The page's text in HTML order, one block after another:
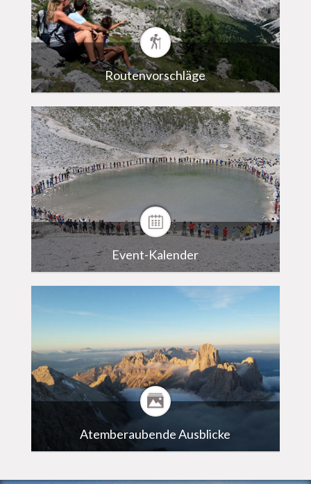
Routenvorschläge
Event-Kalender
Atemberaubende Ausblicke